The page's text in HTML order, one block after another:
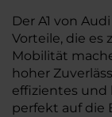
Der A1 von
Vorteile, die es
Mobilität
hoher
effizientes und
perfekt auf die